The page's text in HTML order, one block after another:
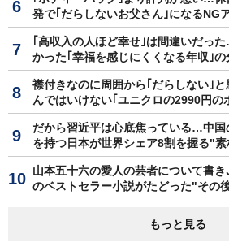
発で｢だらしないお父さん｣になるNG
｢高収入の人ほど幸せ｣は間違いだっ
かった｢幸福を感じにくくなる年収｣の
襟付きなのに周囲から｢だらしない｣
んではいけない｢ユニクロの2990円の
だから習近平は心底焦っている…中国
を持つ日本が世界シェア8割を握る"
山本五十六の愛人の芸者について書
のベストセラー小説がたどった"その
もっと見る